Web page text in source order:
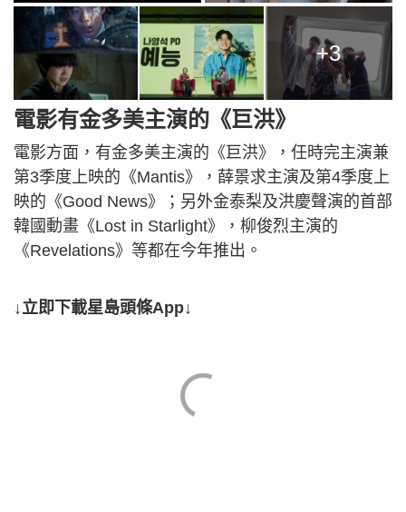
+3
電影有金多美主演的《巨洪》
電影方面，有金多美主演的《巨洪》，任時完主演兼
第3季度上映的《Mantis》，薛景求主演及第4季度上
映的《Good News》；另外金泰梨及洪慶聲演的首部
韓國動畫《Lost in Starlight》，柳俊烈主演的
《Revelations》等都在今年推出。
↓立即下載星島頭條App↓